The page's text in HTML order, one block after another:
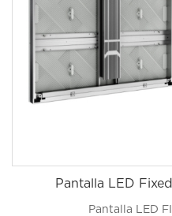
Pantalla LED
Pantalla LED